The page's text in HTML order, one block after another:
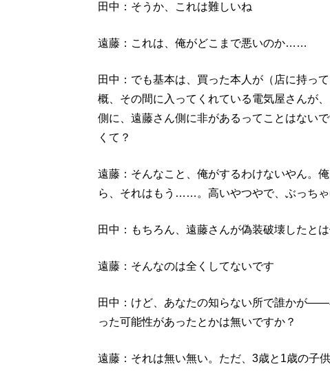
田中：そうか、これは難しいね
遠藤：これは、俺がどこまで悪いのか……
田中：でも基本は、買った本人が（店に持っ
概、その間に入ってくれている電気屋さんが
側に、遠藤さん側に非があるってことはない
くて？
遠藤：そんなこと、俺がするわけないやん。
ら、それはもう……。高いやつやで、ぶっち
田中：もちろん、遠藤さんが偽装破壊したと
遠藤：そんなのは全くしてないです
田中：けど、あなたの知らない所で誰かが
った可能性があったとかは無いですか？
遠藤：それは無い無い。ただ、3歳と1歳の子